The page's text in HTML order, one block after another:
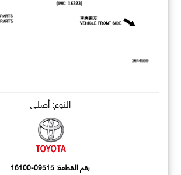
النوع: أصلي
رقم القطعة:16100-09515